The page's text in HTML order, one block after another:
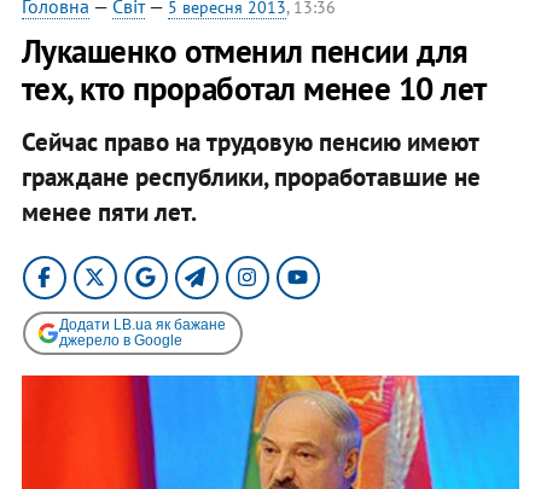
Головна — Світ— 5 вересня 2013, 13:36
Лукашенко отменил пенсии для
тех, кто проработал менее 10 лет
Сейчас право на трудовую пенсию имеют
граждане республики, проработавшие не
менее пяти лет.
Додати LB.ua як бажане
джерело в Google